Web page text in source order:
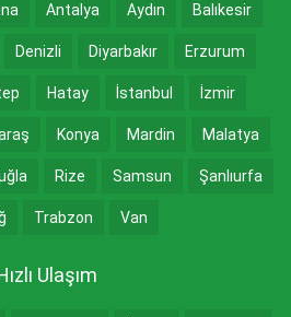
Antalya Aydın Balıkesir
Denizli Diyarbakır Erzurum
Hatay İstanbul İzmir
Konya Mardin Malatya
Rize Samsun Şanlıurfa
Trabzon Van
Ulaşım